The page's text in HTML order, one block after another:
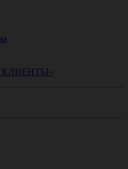
КЛИЕНТЫ»